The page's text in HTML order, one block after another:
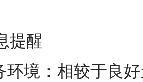
提醒
环境：相较于良